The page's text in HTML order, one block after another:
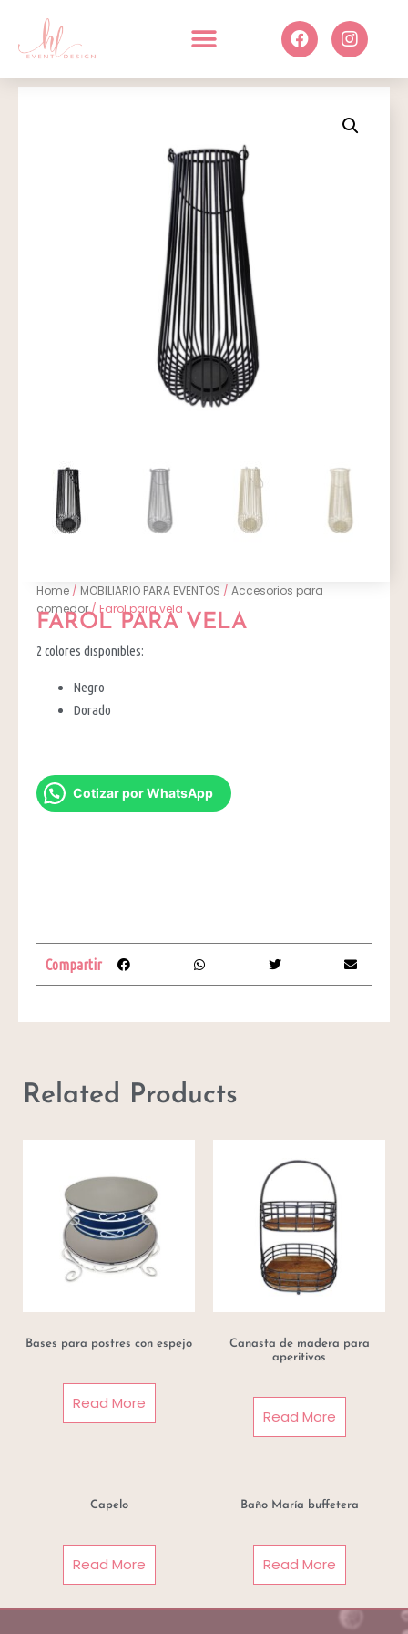
Home / MOBILIARIO PARA EVENTOS /Accesorios para
comedor/ Farol para vela
FAROL PARA VELA
2 colores disponibles:
Negro
Dorado
Cotizar por WhatsApp
Compartir
Related Products
Bases para postres con espejo
Read More
Canasta de madera para
aperitivos
Read More
Capelo
Read More
Baño María buffetera
Read More